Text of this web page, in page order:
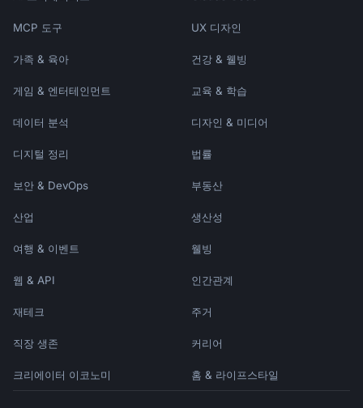
MCP 도구 UX 디자인
가족 & 육아 건강 & 웰빙
게임 & 엔터테인먼트 교육 & 학습
데이터 분석 디자인 & 미디어
디지털 정리 법률
보안 & DevOps 부동산
산업 생산성
여행 & 이벤트 웰빙
웹 & API 인간관계
재테크 주거
직장 생존 커리어
크리에이터 이코노미 홈 & 라이프스타일